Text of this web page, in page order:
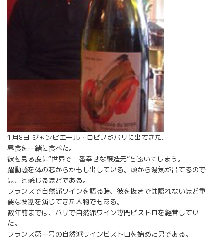
1月8日 ジャンピエール・ロビノがパリに出てきた。
昼食を一緒に食べた。
彼を見る度に“世界で一番幸せな醸造元”と呟いてしまう。
躍動感を体の芯からかもし出している。頭から湯気が出てるので
は、と感じるほどである。
フランスで自然派ワインを語る時、彼を抜きでは語れないほど重
要な役割を演じてきた人物でもある。
数年前までは、パリで自然派ワイン専門ビストロを経営してい
た。
フランス第一号の自然派ワインビストロを始めた男である。